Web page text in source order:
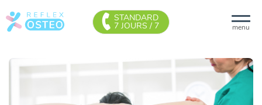
menu
STANDARD
7 JOURS / 7